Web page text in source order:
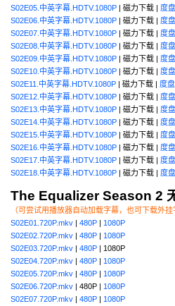
S02E05.中英字幕.HDTV.1080P | 磁力下载 | 度盘
S02E06.中英字幕.HDTV.1080P | 磁力下载 | 度盘
S02E07.中英字幕.HDTV.1080P | 磁力下载 | 度盘
S02E08.中英字幕.HDTV.1080P | 磁力下载 | 度盘
S02E09.中英字幕.HDTV.1080P | 磁力下载 | 度盘
S02E10.中英字幕.HDTV.1080P | 磁力下载 | 度盘
S02E11.中英字幕.HDTV.1080P | 磁力下载 | 度盘
S02E12.中英字幕.HDTV.1080P | 磁力下载 | 度盘
S02E13.中英字幕.HDTV.1080P | 磁力下载 | 度盘
S02E14.中英字幕.HDTV.1080P | 磁力下载 | 度盘
S02E15.中英字幕.HDTV.1080P | 磁力下载 | 度盘
S02E16.中英字幕.HDTV.1080P | 磁力下载 | 度盘
S02E17.中英字幕.HDTV.1080P | 磁力下载 | 度盘
S02E18.中英字幕.HDTV.1080P | 磁力下载 | 度盘
The Equalizer Season 2
（可尝试用播放器自动加载字幕，也可下载外挂
S02E01.720P.mkv | 480P | 1080P
S02E02.720P.mkv | 480P | 1080P
S02E03.720P.mkv | 480P | 1080P
S02E04.720P.mkv | 480P | 1080P
S02E05.720P.mkv | 480P | 1080P
S02E06.720P.mkv | 480P | 1080P
S02E07.720P.mkv | 480P | 1080P